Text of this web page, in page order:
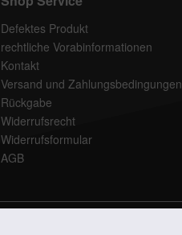
Defektes Produkt
rechtliche Vorabinformationen
Kontakt
Versand und Zahlungsbedingungen
Rückgabe
Widerrufsrecht
Widerrufsformular
AGB